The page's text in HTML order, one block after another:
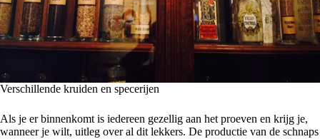
Verschillende kruiden en specerijen
Als je er binnenkomt is iedereen gezellig aan het proeven en krijg je,
wanneer je wilt, uitleg over al dit lekkers. De productie van de schnaps